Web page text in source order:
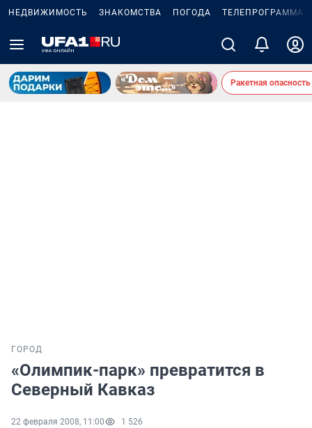
НЕДВИЖИМОСТЬ ЗНАКОМСТВА ПОГОДА ТЕЛЕПРОГРАММА
Ракетная
ГОРОД
«Олимпик-парк» превратится в
Северный Кавказ
22 февраля 2008, 11:00 1 526